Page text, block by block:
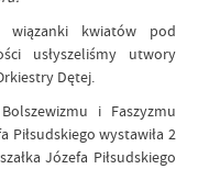
wiązanki kwiatów pod
usłyszeliśmy utwory
Dętej.
i Faszyzmu
Piłsudskiego wystawiła 2
Józefa Piłsudskiego